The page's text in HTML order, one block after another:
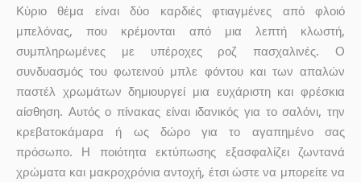
Κύριο θέμα είναι δύο καρδιές φτιαγμένες από φλοιό
μπελόνας, που κρέμονται από μια λεπτή κλωστή,
συμπληρωμένες με υπέροχες ροζ πασχαλινές. Ο
συνδυασμός του φωτεινού μπλε φόντου και των απαλών
παστέλ χρωμάτων δημιουργεί μια ευχάριστη και φρέσκια
αίσθηση. Αυτός ο πίνακας είναι ιδανικός για το σαλόνι, την
κρεβατοκάμαρα ή ως δώρο για το αγαπημένο σας
πρόσωπο. Η ποιότητα εκτύπωσης εξασφαλίζει ζωντανά
χρώματα και μακροχρόνια αντοχή, έτσι ώστε να μπορείτε να